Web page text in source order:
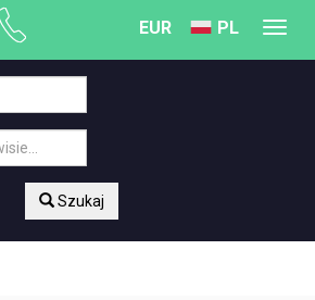
PL
EUR
Szukaj